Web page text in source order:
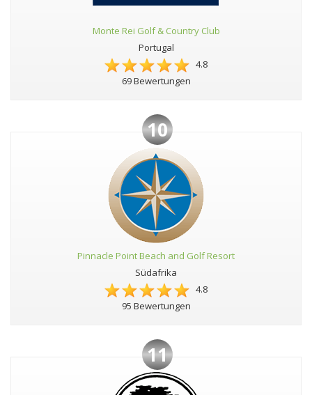
Monte Rei Golf & Country Club
Portugal
4.8
69 Bewertungen
10
Pinnacle Point Beach and Golf Resort
Südafrika
4.8
95 Bewertungen
11